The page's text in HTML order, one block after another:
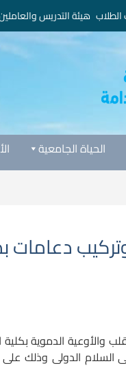
هيئة التدريس
الحياة الجامعية
دعامات
الدموية
السلام الدولى وذلك